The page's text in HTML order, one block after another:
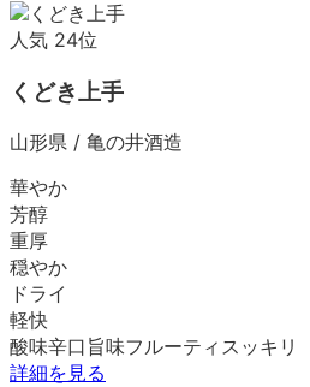
人気 24位
くどき上手
山形県 / 亀の井酒造
華やか
芳醇
重厚
穏やか
ドライ
軽快
酸味辛口 旨味フルーティ スッキリ
詳細を見る